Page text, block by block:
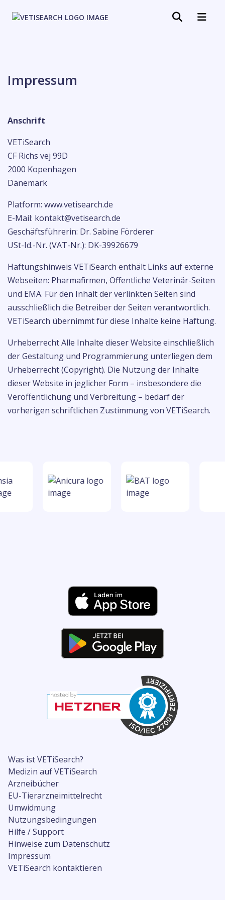
Impressum
Anschrift
VETiSearch
CF Richs vej 99D
2000 Kopenhagen
Dänemark
Platform: www.vetisearch.de
E-Mail: kontakt@vetisearch.de
Geschäftsführerin: Dr. Sabine Förderer
USt-Id.-Nr. (VAT-Nr.): DK-39926679
Haftungshinweis VETiSearch enthält Links auf externe
Webseiten: Pharmafirmen, Öffentliche Veterinär-Seiten
und EMA. Für den Inhalt der verlinkten Seiten sind
ausschließlich die Betreiber der Seiten verantwortlich.
VETiSearch übernimmt für diese Inhalte keine Haftung.
Urheberrecht Alle Inhalte dieser Website einschließlich
der Gestaltung und Programmierung unterliegen dem
Urheberrecht (Copyright). Die Nutzung der Inhalte
dieser Website in jeglicher Form – insbesondere die
Veröffentlichung und Verbreitung – bedarf der
vorherigen schriftlichen Zustimmung von VETiSearch.
Was ist VETiSearch?
Medizin auf VETiSearch
Arzneibücher
EU-Tierarzneimittelrecht
Umwidmung
Nutzungsbedingungen
Hilfe / Support
Hinweise zum Datenschutz
Impressum
VETiSearch kontaktieren